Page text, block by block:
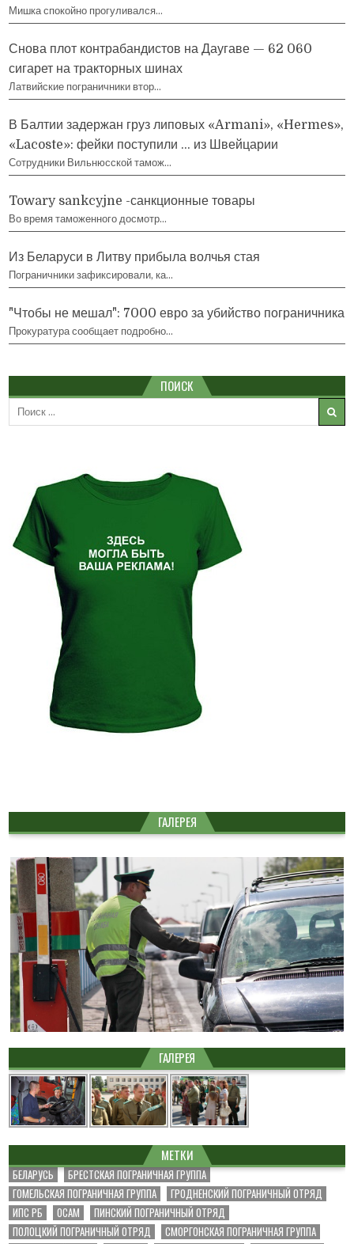
Мишка спокойно прогуливался…
Снова плот контрабандистов на Даугаве — 62 060
сигарет на тракторных шинах
Латвийские пограничники втор…
В Балтии задержан груз липовых «Armani», «Hermes»,
«Lacoste»: фейки поступили … из Швейцарии
Сотрудники Вильнюсской тамож…
Towary sankcyjne -санкционные товары
Во время таможенного досмотр…
Из Беларуси в Литву прибыла волчья стая
Пограничники зафиксировали, ка…
"Чтобы не мешал": 7000 евро за убийство пограничника
Прокуратура сообщает подробно…
ПОИСК
ГАЛЕРЕЯ
ГАЛЕРЕЯ
МЕТКИ
БЕЛАРУСЬ
БРЕСТСКАЯ ПОГРАНИЧНАЯ ГРУППА
ГОМЕЛЬСКАЯ ПОГРАНИЧНАЯ ГРУППА
ГРОДНЕНСКИЙ ПОГРАНИЧНЫЙ ОТРЯД
ИПС РБ
ОСАМ
ПИНСКИЙ ПОГРАНИЧНЫЙ ОТРЯД
ПОЛОЦКИЙ ПОГРАНИЧНЫЙ ОТРЯД
СМОРГОНСКАЯ ПОГРАНИЧНАЯ ГРУППА